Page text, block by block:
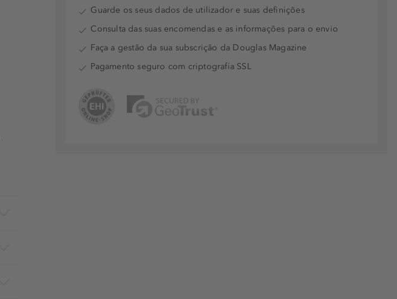
Guarde os seus dados de utilizador e suas definições
Consulta das suas encomendas e as informações para o envio
Faça a gestão da sua subscrição da Douglas Magazine
Pagamento seguro com criptografia SSL